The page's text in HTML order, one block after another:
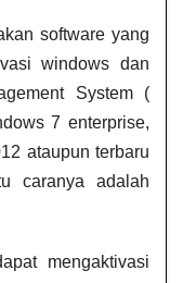
software yang
windows dan
System (
7 enterprise,
ataupun terbaru
caranya adalah
mengaktivasi